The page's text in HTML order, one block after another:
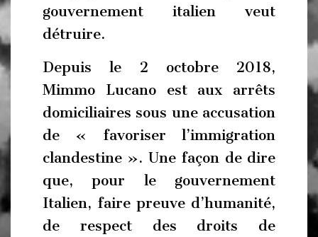
gouvernement italien veut
détruire.
Depuis le 2 octobre 2018,
Mimmo Lucano est aux arrêts
domiciliaires sous une accusation
de « favoriser l’immigration
clandestine ». Une façon de dire
que, pour le gouvernement
Italien, faire preuve d’humanité,
de respect des droits de